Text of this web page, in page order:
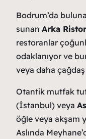
Bodrum’da
sunan Arka
restoranlar
odaklanıyor ve
veya daha
Otantik mutfak
(İstanbul) veya
öğle veya akşam
Aslında